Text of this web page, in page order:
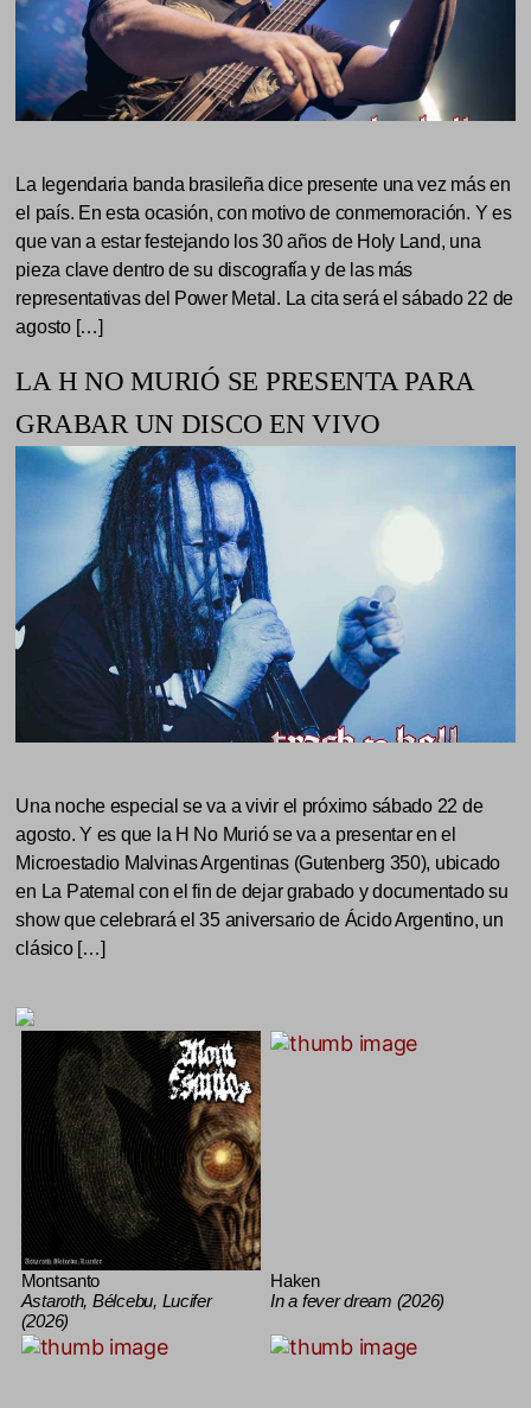
La legendaria banda brasileña dice presente una vez más en
el país. En esta ocasión, con motivo de conmemoración. Y es
que van a estar festejando los 30 años de Holy Land, una
pieza clave dentro de su discografía y de las más
representativas del Power Metal. La cita será el sábado 22 de
agosto […]
LA H NO MURIÓ SE PRESENTA PARA
GRABAR UN DISCO EN VIVO
Una noche especial se va a vivir el próximo sábado 22 de
agosto. Y es que la H No Murió se va a presentar en el
Microestadio Malvinas Argentinas (Gutenberg 350), ubicado
en La Paternal con el fin de dejar grabado y documentado su
show que celebrará el 35 aniversario de Ácido Argentino, un
clásico […]
Montsanto
Astaroth, Bélcebu, Lucifer
(2026)
Haken
In a fever dream (2026)